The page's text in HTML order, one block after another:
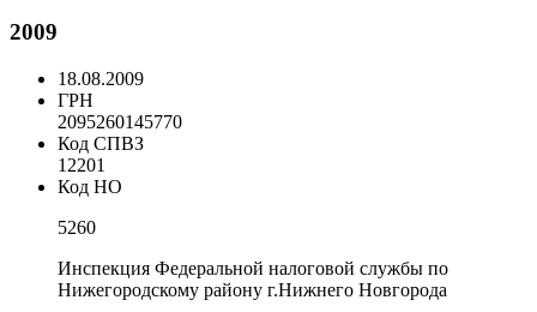
2009
18.08.2009
ГРН
2095260145770
Код СПВЗ
12201
Код НО
5260
Инспекция Федеральной налоговой службы по
Нижегородскому району г.Нижнего Новгорода